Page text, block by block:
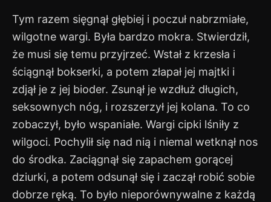
Tym razem sięgnął głębiej i poczuł nabrzmiałe,
wilgotne wargi. Była bardzo mokra. Stwierdził,
że musi się temu przyjrzeć. Wstał z krzesła i
ściągnął bokserki, a potem złapał jej majtki i
zdjął je z jej bioder. Zsunął je wzdłuż długich,
seksownych nóg, i rozszerzył jej kolana. To co
zobaczył, było wspaniałe. Wargi cipki lśniły z
wilgoci. Pochylił się nad nią i niemal wetknął nos
do środka. Zaciągnął się zapachem gorącej
dziurki, a potem odsunął się i zaczął robić sobie
dobrze ręką. To było nieporównywalne z każdą